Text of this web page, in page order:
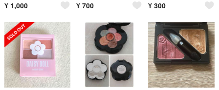
¥ 1,000 ¥ 700 ¥ 300